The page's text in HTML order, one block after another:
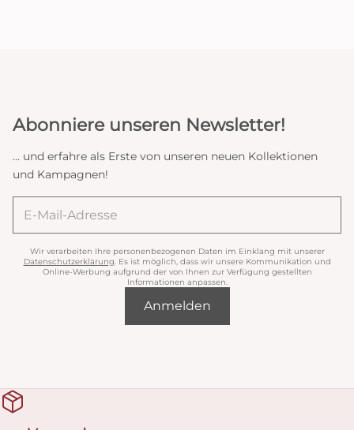
Abonniere unseren Newsletter!
... und erfahre als Erste von unseren neuen Kollektionen
und Kampagnen!
Wir verarbeiten Ihre personenbezogenen Daten im Einklang mit unserer
Datenschutzerklärung . Es ist möglich, dass wir unsere Kommunikation und
Online-Werbung aufgrund der von Ihnen zur Verfügung gestellten
Informationen anpassen.
Anmelden